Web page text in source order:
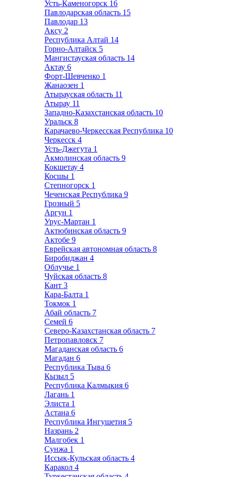
Усть-Каменогорск 16
Павлодарская область 15
Павлодар 13
Аксу 2
Республика Алтай 14
Горно-Алтайск 5
Мангистауская область 14
Актау 6
Форт-Шевченко 1
Жанаозен 1
Атырауская область 11
Атырау 11
Западно-Казахстанская область 10
Уральск 8
Карачаево-Черкесская Республика 10
Черкесск 4
Усть-Джегута 1
Акмолинская область 9
Кокшетау 4
Косшы 1
Степногорск 1
Чеченская Республика 9
Грозный 5
Аргун 1
Урус-Мартан 1
Актюбинская область 9
Актобе 9
Еврейская автономная область 8
Биробиджан 4
Облучье 1
Чуйская область 8
Кант 3
Кара-Балта 1
Токмок 1
Абай область 7
Семей 6
Северо-Казахстанская область 7
Петропавловск 7
Магаданская область 6
Магадан 6
Республика Тыва 6
Кызыл 5
Республика Калмыкия 6
Лагань 1
Элиста 1
Астана 6
Республика Ингушетия 5
Назрань 2
Малгобек 1
Сунжа 1
Иссык-Кульская область 4
Каракол 4